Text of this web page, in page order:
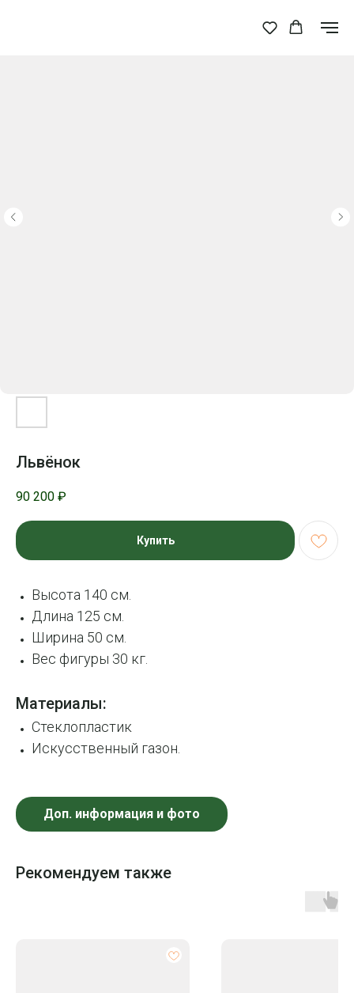
Львёнок
90 200 ₽
Купить
Высота 140 см.
Длина 125 см.
Ширина 50 см.
Вес фигуры 30 кг.
Материалы:
Стеклопластик
Искусственный газон.
Доп. информация и фото
Рекомендуем также